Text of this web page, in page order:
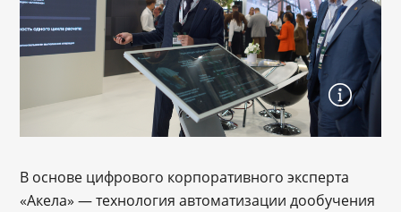
В основе цифрового корпоративного эксперта
«Акела» — технология автоматизации дообучения